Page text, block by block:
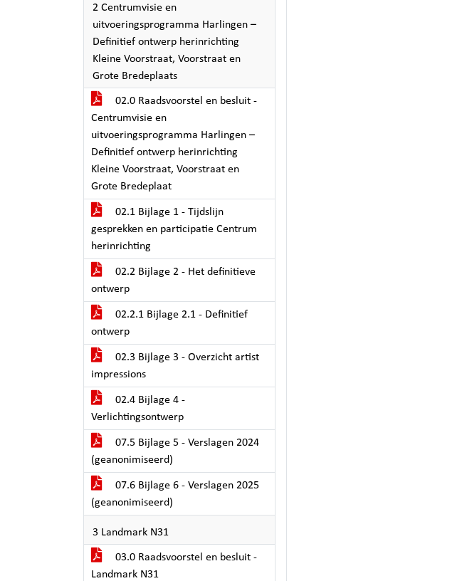
2 Centrumvisie en
uitvoeringsprogramma Harlingen –
Definitief ontwerp herinrichting
Kleine Voorstraat, Voorstraat en
Grote Bredeplaats
02.0 Raadsvoorstel en besluit -
Centrumvisie en
uitvoeringsprogramma Harlingen –
Definitief ontwerp herinrichting
Kleine Voorstraat, Voorstraat en
Grote Bredeplaat
02.1 Bijlage 1 - Tijdslijn
gesprekken en participatie Centrum
herinrichting
02.2 Bijlage 2 - Het definitieve
ontwerp
02.2.1 Bijlage 2.1 - Definitief
ontwerp
02.3 Bijlage 3 - Overzicht artist
impressions
02.4 Bijlage 4 -
Verlichtingsontwerp
07.5 Bijlage 5 - Verslagen 2024
(geanonimiseerd)
07.6 Bijlage 6 - Verslagen 2025
(geanonimiseerd)
3 Landmark N31
03.0 Raadsvoorstel en besluit -
Landmark N31